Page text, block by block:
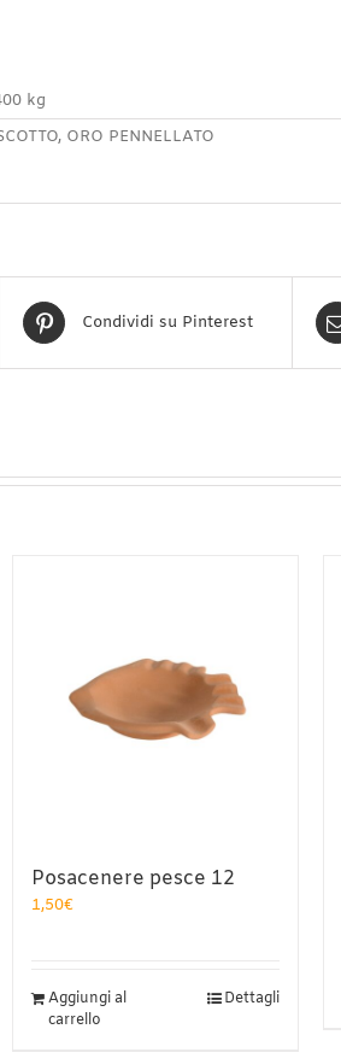
kg
ORO PENNELLATO
Condividi su Pinterest
Posacenere pesce 12
1,50€
Aggiungi al
carrello
Dettagli